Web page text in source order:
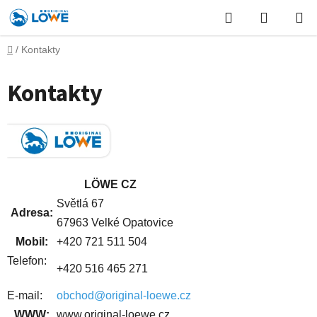
Přejít
na
obsah
Hledat
KOŠÍK
Domů
/ Kontakty
Kontakty
LÖWE CZ
Adresa:
Světlá 67
67963 Velké Opatovice
Mobil:
+420 721 511 504
Telefon:
+420 516 465 271
E-mail:
obchod@original-loewe.cz